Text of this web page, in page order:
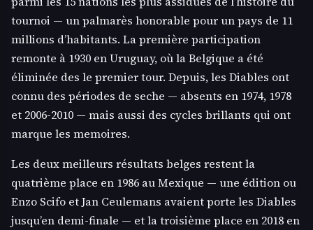
tournoi — un palmarès honorable pour un pays de 11
millions d’habitants. La première participation
remonte à 1930 en Uruguay, où la Belgique a été
éliminée des le premier tour. Depuis, les Diables ont
connu des périodes de seche — absents en 1974, 1978
et 2006-2010 — mais aussi des cycles brillants qui ont
marque les memoires.
Les deux meilleurs résultats belges restent la
quatrième place en 1986 au Mexique — une édition ou
Enzo Scifo et Jan Ceulemans avaient porte les Diables
jusqu’en demi-finale — et la troisième place en 2018 en